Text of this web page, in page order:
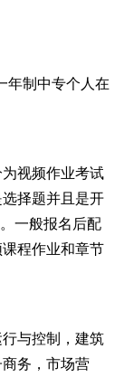
年制中专个人在
视频作业考试
择题并且是开
一般报名后配
程作业和章节
与控制，建筑
务，市场营